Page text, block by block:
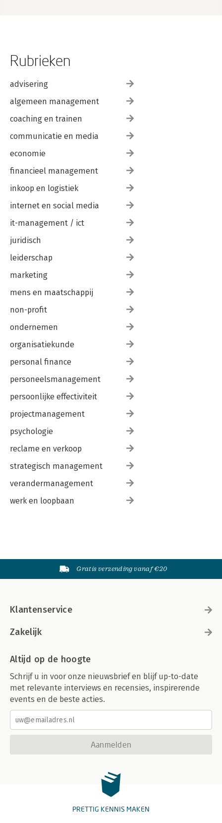
Rubrieken
advisering
algemeen management
coaching en trainen
communicatie en media
economie
financieel management
inkoop en logistiek
internet en social media
it-management / ict
juridisch
leiderschap
marketing
mens en maatschappij
non-profit
ondernemen
organisatiekunde
personal finance
personeelsmanagement
persoonlijke effectiviteit
projectmanagement
psychologie
reclame en verkoop
strategisch management
verandermanagement
werk en loopbaan
Gratis verzending vanaf €20
Klantenservice
Zakelijk
Altijd op de hoogte
Schrijf u in voor onze nieuwsbrief en blijf up-to-date
met relevante interviews en recensies, inspirerende
events en de beste acties.
Aanmelden
PRETTIG KENNIS MAKEN